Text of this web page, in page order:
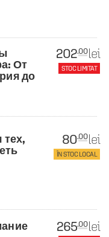
От
до
202.00 lei
STOC LIMITAT
тех,
80.00 lei
ÎN STOC LOCAL
265.00 lei